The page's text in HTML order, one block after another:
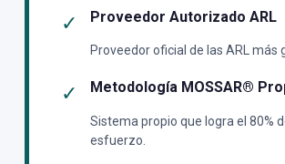
✓ Proveedor Autorizado ARL
Proveedor oficial de las ARL más
✓ Metodología MOSSAR®
Sistema propio que logra el 80%
esfuerzo.